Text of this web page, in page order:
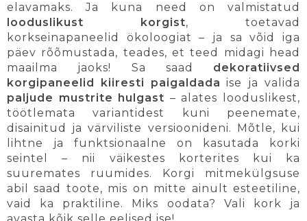
elavamaks. Ja kuna need on valmistatud
looduslikust korgist, toetavad
korkseinapaneelid ökoloogiat – ja sa võid iga
päev rõõmustada, teades, et teed midagi head
maailma jaoks! Sa saad dekoratiivsed
korgipaneelid kiiresti paigaldada ise ja valida
paljude mustrite hulgast – alates looduslikest,
töötlemata variantidest kuni peenemate,
disainitud ja värviliste versioonideni. Mõtle, kui
lihtne ja funktsionaalne on kasutada korki
seintel – nii väikestes korterites kui ka
suuremates ruumides. Korgi mitmekülgsuse
abil saad toote, mis on mitte ainult esteetiline,
vaid ka praktiline. Miks oodata? Vali kork ja